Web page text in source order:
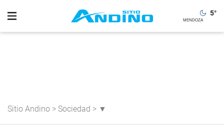
5°
Sitio Andino > Sociedad > ▼